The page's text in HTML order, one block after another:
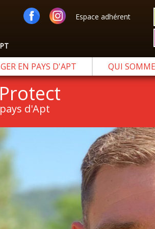
Espace adhérent
EN PAYS D'APT QUI
d'Apt